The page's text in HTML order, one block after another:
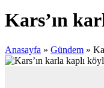
Kars’ın
Anasayfa » Gündem »